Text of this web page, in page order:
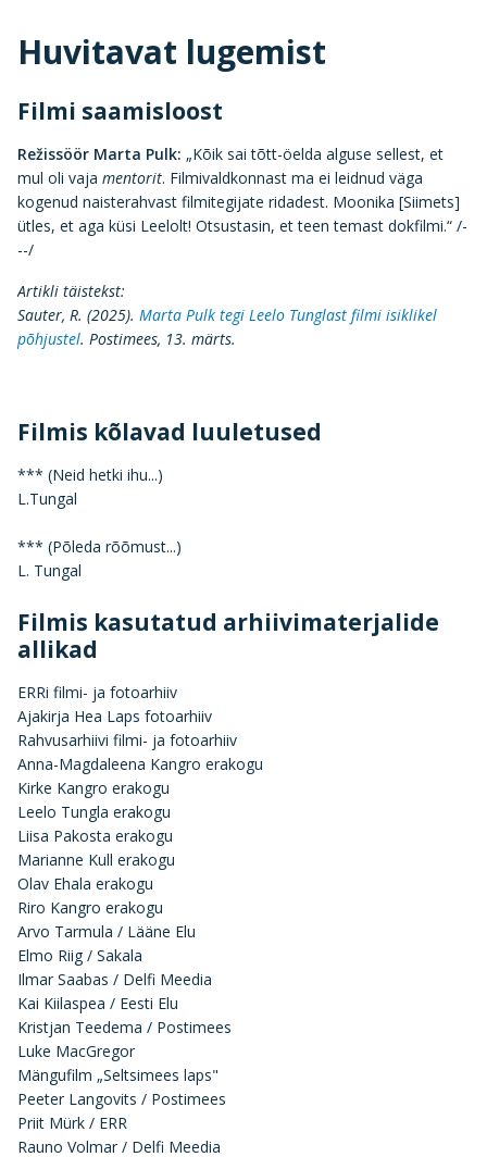
Huvitavat lugemist
Filmi saamisloost
Režissöör Marta Pulk: „Kõik sai tõtt-öelda alguse sellest, et
mul oli vaja mentorit. Filmivaldkonnast ma ei leidnud väga
kogenud naisterahvast filmitegijate ridadest. Moonika [Siimets]
ütles, et aga küsi Leelolt! Otsustasin, et teen temast dokfilmi.“ /-
--/
Artikli täistekst:
Sauter, R. (2025). Marta Pulk tegi Leelo Tunglast filmi isiklikel
põhjustel. Postimees, 13. märts.
Filmis kõlavad luuletused
*** (Neid hetki ihu...)
L.Tungal
*** (Põleda rõõmust...)
L. Tungal
Filmis kasutatud arhiivimaterjalide
allikad
ERRi filmi- ja fotoarhiiv
Ajakirja Hea Laps fotoarhiiv
Rahvusarhiivi filmi- ja fotoarhiiv
Anna-Magdaleena Kangro erakogu
Kirke Kangro erakogu
Leelo Tungla erakogu
Liisa Pakosta erakogu
Marianne Kull erakogu
Olav Ehala erakogu
Riro Kangro erakogu
Arvo Tarmula / Lääne Elu
Elmo Riig / Sakala
Ilmar Saabas / Delfi Meedia
Kai Kiilaspea / Eesti Elu
Kristjan Teedema / Postimees
Luke MacGregor
Mängufilm „Seltsimees laps"
Peeter Langovits / Postimees
Priit Mürk / ERR
Rauno Volmar / Delfi Meedia